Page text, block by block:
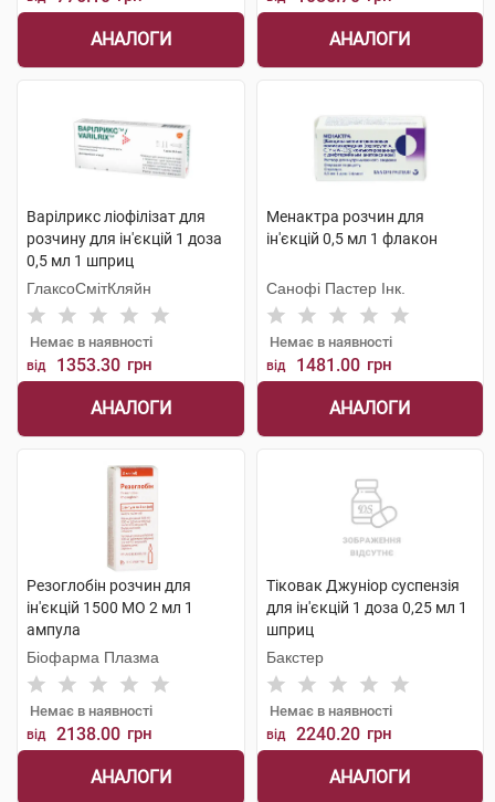
АНАЛОГИ АНАЛОГИ
Варілрикс ліофілізат для
розчину для ін'єкцій 1 доза
0,5 мл 1 шприц
ГлаксоСмітКляйн
Немає в наявності
від 1353.30 грн
АНАЛОГИ
Менактра розчин для
ін'єкцій 0,5 мл 1 флакон
Санофі Пастер Інк.
Немає в наявності
від 1481.00 грн
АНАЛОГИ
Резоглобін розчин для
ін'єкцій 1500 МО 2 мл 1
ампула
Біофарма Плазма
Немає в наявності
від 2138.00 грн
АНАЛОГИ
Тіковак Джуніор суспензія
для ін'єкцій 1 доза 0,25 мл 1
шприц
Бакстер
Немає в наявності
від 2240.20 грн
АНАЛОГИ